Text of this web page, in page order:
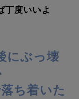
丁度いいよ
にぶっ壊
ち着いた